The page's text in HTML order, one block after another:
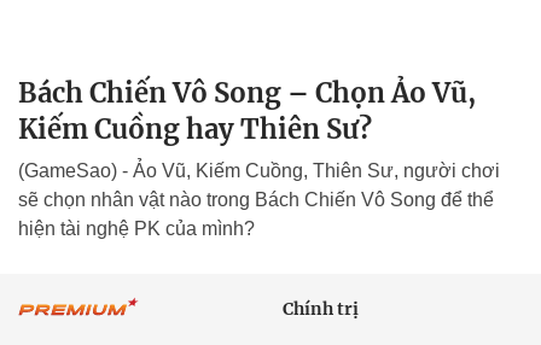
Bách Chiến Vô Song – Chọn Ảo Vũ,
Kiếm Cuồng hay Thiên Sư?
(GameSao) - Ảo Vũ, Kiếm Cuồng, Thiên Sư, người chơi
sẽ chọn nhân vật nào trong Bách Chiến Vô Song để thể
hiện tài nghệ PK của mình?
Chính trị